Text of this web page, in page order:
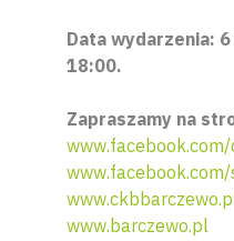
Data wydarzenia:
18:00.
Zapraszamy na
www.barczewo.pl